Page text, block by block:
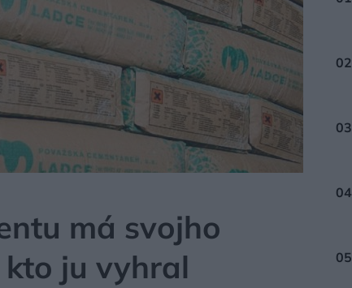
má svojho
ju vyhral